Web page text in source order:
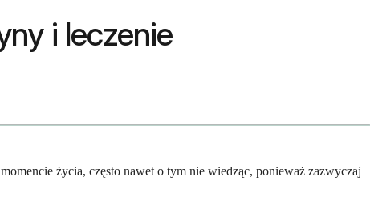
i leczenie
życia, często nawet o tym nie wiedząc, ponieważ zazwyczaj